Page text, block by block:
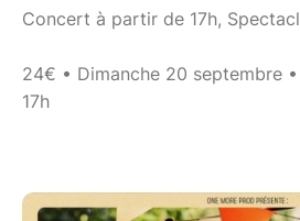
Concert à partir de 17h,
24€ • Dimanche 20 septembre
17h